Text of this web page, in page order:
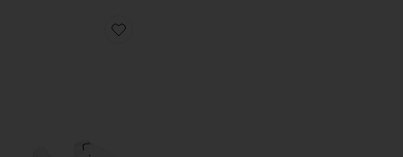
Favorite ZAPATILLA DEPORTIVA GEL-1130